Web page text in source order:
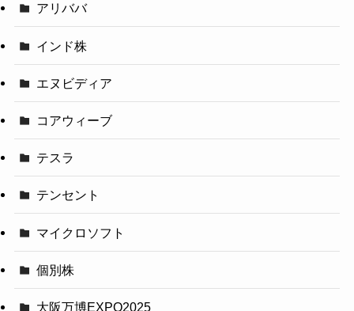
アリババ
インド株
エヌビディア
コアウィーブ
テスラ
テンセント
マイクロソフト
個別株
大阪万博EXPO2025